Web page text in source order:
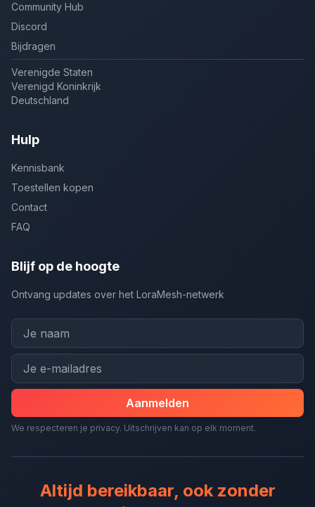
Community Hub
Discord
Bijdragen
Verenigde Staten
Verenigd Koninkrijk
Deutschland
Hulp
Kennisbank
Toestellen kopen
Contact
FAQ
Blijf op de hoogte
Ontvang updates over het LoraMesh-netwerk
Aanmelden
We respecteren je privacy. Uitschrijven kan op elk moment.
Altijd bereikbaar, ook zonder